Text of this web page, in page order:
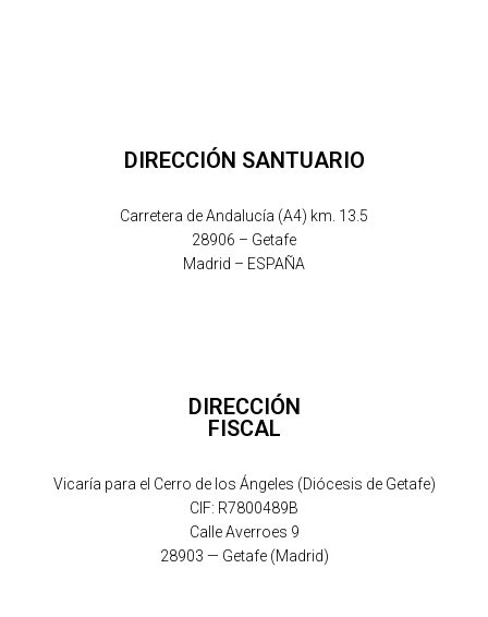
DIRECCIÓN SANTUARIO
Carretera de Andalucía (A4) km. 13.5
28906 – Getafe
Madrid – ESPAÑA
DIRECCIÓN
FISCAL
Vicaría para el Cerro de los Ángeles (Diócesis de Getafe)
CIF: R7800489B
Calle Averroes 9
28903 — Getafe (Madrid)